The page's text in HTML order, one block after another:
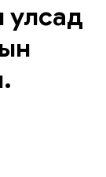
улсад